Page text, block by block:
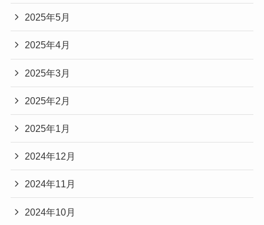
2025年5月
2025年4月
2025年3月
2025年2月
2025年1月
2024年12月
2024年11月
2024年10月